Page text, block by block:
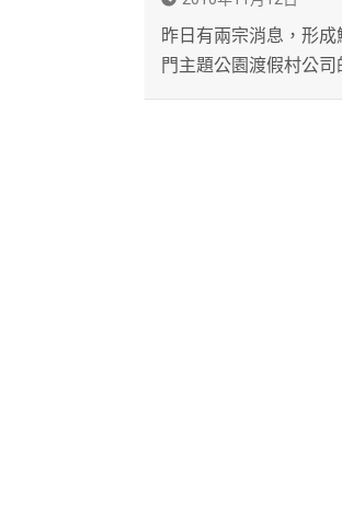
昨日有兩宗消息，形
門主題公園渡假村公司